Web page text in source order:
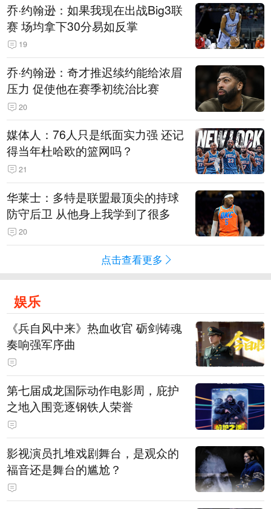
乔·约翰逊：如果我现在出战Big3联
赛 场均拿下30分易如反掌
19
乔·约翰逊：奇才推迟续约能给浓眉
压力 促使他在赛季初统治比赛
20
媒体人：76人只是纸面实力强 还记
得当年杜哈欧的篮网吗？
21
华莱士：多特是联盟最顶尖的持球
防守后卫 从他身上我学到了很多
20
点击查看更多
娱乐
《兵自风中来》热血收官 砺剑铸魂
奏响强军序曲
第七届成龙国际动作电影周，庇护
之地入围竞逐钢铁人荣誉
影视演员扎堆戏剧舞台，是观众的
福音还是舞台的尴尬？